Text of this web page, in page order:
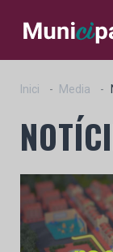
Inici Media